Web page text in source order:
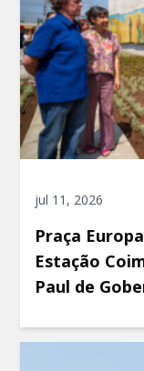
jul 11, 2026
Praça
Estação
Paul de